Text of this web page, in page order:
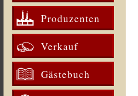
Produzenten
Verkauf
Gästebuch